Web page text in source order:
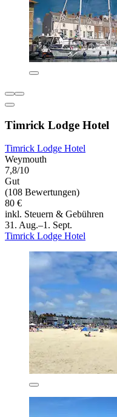
Timrick Lodge Hotel
Timrick Lodge Hotel
Weymouth
7,8/10
Gut
(108 Bewertungen)
80 €
inkl. Steuern & Gebühren
31. Aug.–1. Sept.
Timrick Lodge Hotel